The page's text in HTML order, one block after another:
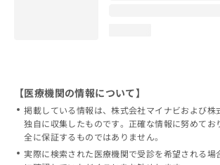
【医療機関の情報について】
掲載している情報は、株式会社マイナビおよび株
独自に収集したものです。正確な情報に努めてお
全に保証するものではありません。
実際に検索された医療機関で受診を希望される場